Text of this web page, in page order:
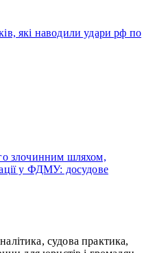
які наводили удари рф по
злочинним шляхом,
у ФДМУ: досудове
судова практика,